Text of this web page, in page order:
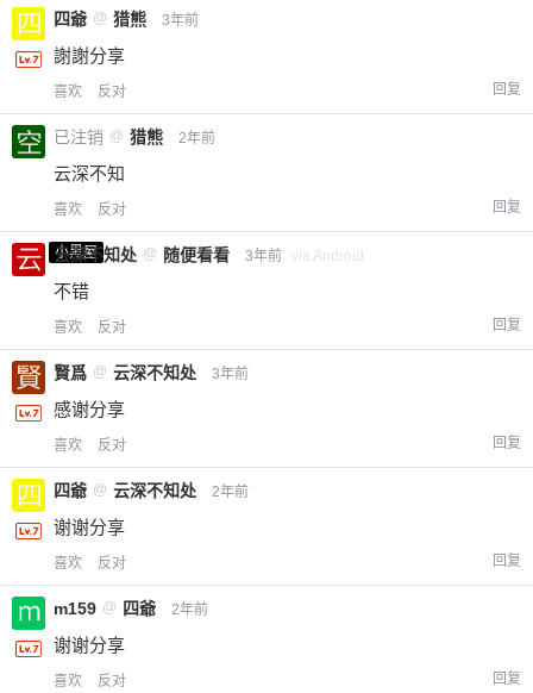
四爺 @ 猎熊 3年前
謝謝分享
喜欢 反对 回复
已注销 @ 猎熊 2年前
云深不知
喜欢 反对 回复
小黑屋
云深不知处 @ 随便看看 3年前 via Android
不错
喜欢 反对 回复
賢爲 @ 云深不知处 3年前
感谢分享
喜欢 反对 回复
四爺 @ 云深不知处 2年前
谢谢分享
喜欢 反对 回复
m159 @ 四爺 2年前
谢谢分享
喜欢 反对 回复